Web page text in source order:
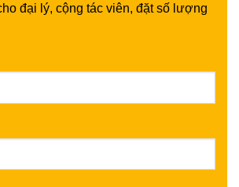
đại lý, cộng tác viên, đặt số lượng